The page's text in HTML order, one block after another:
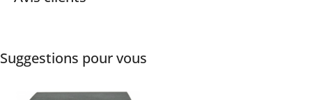
Suggestions pour vous